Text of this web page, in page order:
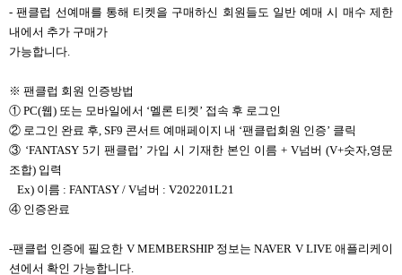
- 팬클럽 선예매를 통해 티켓을 구매하신 회원들도 일반 예매 시 매수 제한
내에서 추가 구매가
가능합니다.
※ 팬클럽 회원 인증방법
① PC(웹) 또는 모바일에서 ‘멜론 티켓’ 접속 후 로그인
② 로그인 완료 후, SF9 콘서트 예매페이지 내 ‘팬클럽회원 인증’ 클릭
③ ‘FANTASY 5기 팬클럽’ 가입 시 기재한 본인 이름 + V넘버 (V+숫자,영문
조합) 입력
Ex) 이름 : FANTASY / V넘버 : V202201L21
④ 인증완료
-팬클럽 인증에 필요한 V MEMBERSHIP 정보는 NAVER V LIVE 애플리케이
션에서 확인 가능합니다.